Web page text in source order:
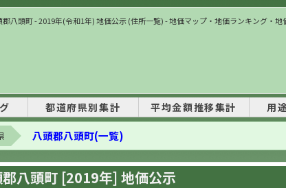
郡八頭町 - 2019年(令和1年) 地価公示 (住所一覧) - 地価マップ・地価ランキング・地
都道府県別集計 平均金額推移集計 用
八頭郡八頭町(一覧)
八頭町 [2019年] 地価公示